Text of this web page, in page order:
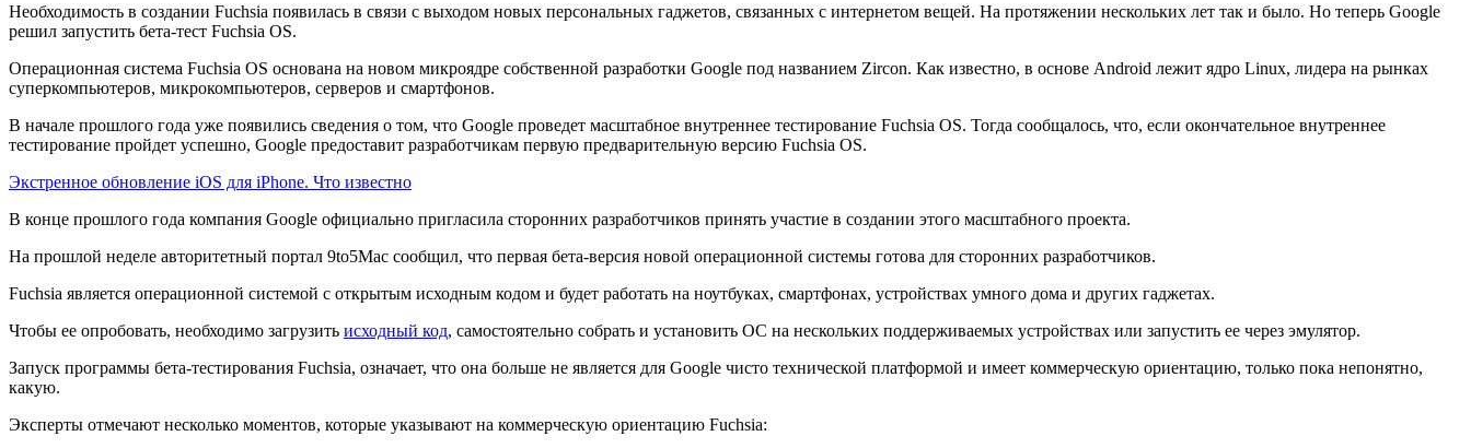
Необходимость в создании Fuchsia появилась в связи с выходом новых персональных гаджетов, связанных с интернетом вещей. На протяжении нескольких лет так и было. Но теперь Google
решил запустить бета-тест Fuchsia OS.
Операционная система Fuchsia OS основана на новом микроядре собственной разработки Google под названием Zircon. Как известно, в основе Android лежит ядро Linux, лидера на рынках
суперкомпьютеров, микрокомпьютеров, серверов и смартфонов.
В начале прошлого года уже появились сведения о том, что Google проведет масштабное внутреннее тестирование Fuchsia OS. Тогда сообщалось, что, если окончательное внутреннее
тестирование пройдет успешно, Google предоставит разработчикам первую предварительную версию Fuchsia OS.
Экстренное обновление iOS для iPhone. Что известно
В конце прошлого года компания Google официально пригласила сторонних разработчиков принять участие в создании этого масштабного проекта.
На прошлой неделе авторитетный портал 9to5Mac сообщил, что первая бета-версия новой операционной системы готова для сторонних разработчиков.
Fuchsia является операционной системой с открытым исходным кодом и будет работать на ноутбуках, смартфонах, устройствах умного дома и других гаджетах.
Чтобы ее опробовать, необходимо загрузить исходный код, самостоятельно собрать и установить ОС на нескольких поддерживаемых устройствах или запустить ее через эмулятор.
Запуск программы бета-тестирования Fuchsia, означает, что она больше не является для Google чисто технической платформой и имеет коммерческую ориентацию, только пока непонятно,
какую.
Эксперты отмечают несколько моментов, которые указывают на коммерческую ориентацию Fuchsia: